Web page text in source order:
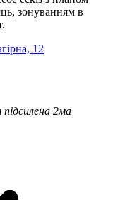
зонуванням в
12
2ма